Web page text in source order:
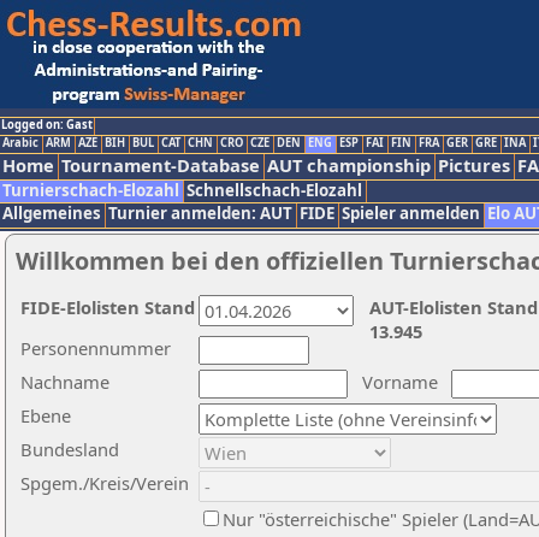
Logged on: Gast
Arabic ARM AZE BIH BUL CAT CHN CRO CZE DEN ENG ESP FAI FIN FRA GER GRE INA
Home Tournament-Database AUT championship Pictures
Turnierschach-Elozahl Schnellschach-Elozahl
Allgemeines Turnier anmelden: AUT FIDE Spieler anmelden Elo
Willkommen bei den offiziellen
Nachname
Vorname
Ebene
Personennummer
Bundesland
Spgem./Kreis/Verein
Nur "österreichische" Spieler
AUT-Elolisten
13.945
FIDE-Elolisten Stand